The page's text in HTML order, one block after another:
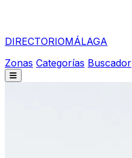
DIRECTORIOMÁLAGA
Zonas Categorías Buscador